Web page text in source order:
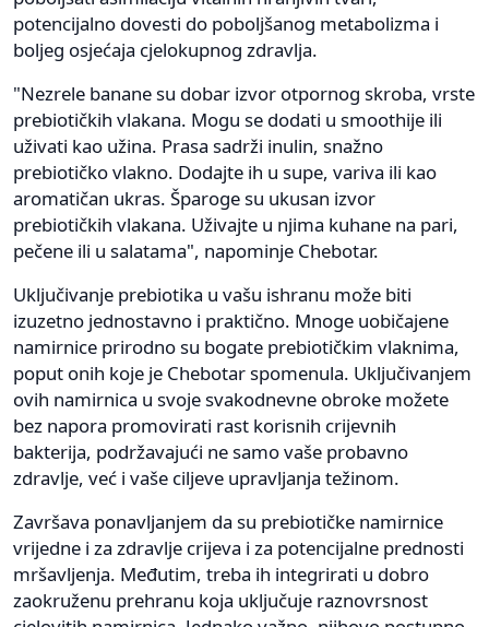
potencijalno dovesti do poboljšanog metabolizma i
boljeg osjećaja cjelokupnog zdravlja.
"Nezrele banane su dobar izvor otpornog skroba, vrste
prebiotičkih vlakana. Mogu se dodati u smoothije ili
uživati ​​kao užina. Prasa sadrži inulin, snažno
prebiotičko vlakno. Dodajte ih u supe, variva ili kao
aromatičan ukras. Šparoge su ukusan izvor
prebiotičkih vlakana. Uživajte u njima kuhane na pari,
pečene ili u salatama", napominje Chebotar.
Uključivanje prebiotika u vašu ishranu može biti
izuzetno jednostavno i praktično. Mnoge uobičajene
namirnice prirodno su bogate prebiotičkim vlaknima,
poput onih koje je Chebotar spomenula. Uključivanjem
ovih namirnica u svoje svakodnevne obroke možete
bez napora promovirati rast korisnih crijevnih
bakterija, podržavajući ne samo vaše probavno
zdravlje, već i vaše ciljeve upravljanja težinom.
Završava ponavljanjem da su prebiotičke namirnice
vrijedne i za zdravlje crijeva i za potencijalne prednosti
mršavljenja. Međutim, treba ih integrirati u dobro
zaokruženu prehranu koja uključuje raznovrsnost